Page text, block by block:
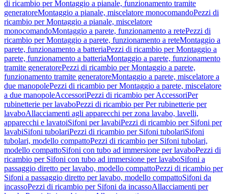
di ricambio per Montaggio a pianale, funzionamento tramite
generatoreMontaggio a pianale, miscelatore monocomandoPezzi di
ricambio per Montaggio a pianale, miscelatore
monocomandoMontaggio a parete, funzionamento a retePezzi di
ricambio per Montaggio a parete, funzionamento a reteMontaggio a
parete, funzionamento a batteriaPezzi di ricambio per Montaggio a
parete, funzionamento a batteriaMontaggio a parete, funzionamento
tramite generatorePezzi di ricambio per Montaggio a parete,
funzionamento tramite generatoreMontaggio a parete, miscelatore a
due manopolePezzi di ricambio per Montaggio a parete, miscelatore
a due manopoleAccessoriPezzi di ricambio per AccessoriPer
rubinetterie per lavaboPezzi di ricambio per Per rubinetterie per
lavaboAllacciamenti agli apparecchi per zona lavabo, lavelli,
apparecchi e lavatoiSifoni per lavabiPezzi di ricambio per Sifoni per
lavabiSifoni tubolariPezzi di ricambio per Sifoni tubolariSifoni
tubolari, modello compattoPezzi di ricambio per Sifoni tubolari,
modello compattoSifoni con tubo ad immersione per lavaboPezzi di
ricambio per Sifoni con tubo ad immersione per lavaboSifoni a
passaggio diretto per lavabo, modello compattoPezzi di ricambio per
Sifoni a passaggio diretto per lavabo, modello compattoSifoni da
incassoPezzi di ricambio per Sifoni da incassoAllacciamenti per